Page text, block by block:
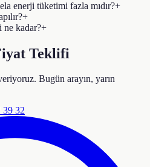
enerji tüketimi fazla mıdır?+
+
ne kadar?+
Teklifi
Bugün arayın, yarın
39 32